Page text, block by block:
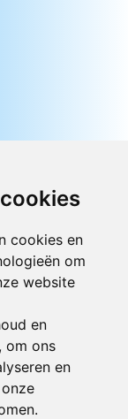
cookies en
om
website
en
om ons
en